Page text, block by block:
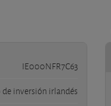
IE000NFR7C63
de inversión irlandés